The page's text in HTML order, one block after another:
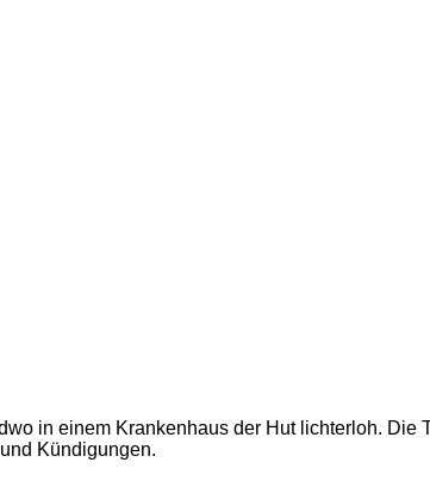
in einem Krankenhaus der Hut lichterloh.
Kündigungen.